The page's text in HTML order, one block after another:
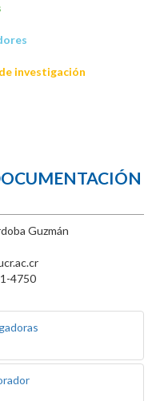
investigación
Guzmán
4750